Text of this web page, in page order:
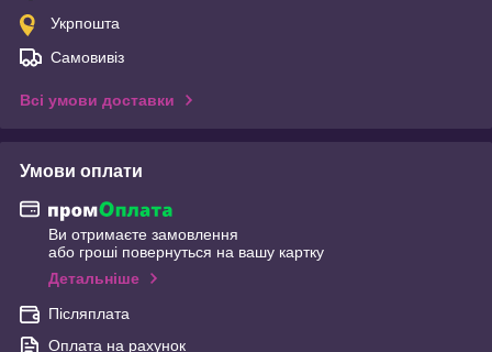
Укрпошта
Самовивіз
Всі умови доставки
Умови оплати
Ви отримаєте замовлення
або гроші повернуться на вашу картку
Детальніше
Післяплата
Оплата на рахунок